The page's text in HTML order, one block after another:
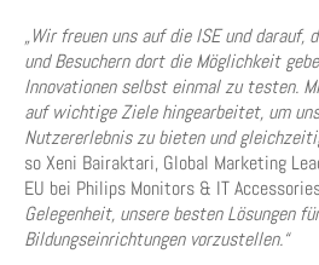
„Wir freuen uns auf die ISE und darauf,
und Besuchern dort die Möglichkeit
Innovationen selbst einmal zu testen.
auf wichtige Ziele hingearbeitet, um
Nutzererlebnis zu bieten und
so Xeni Bairaktari, Global Marketing
EU bei Philips Monitors & IT
Gelegenheit, unsere besten Lösungen
Bildungseinrichtungen vorzustellen.“